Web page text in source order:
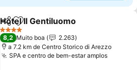
PartilharAdicionar aos favoritos
Hotel Il Gentiluomo
4 Estrelas
8,2 Muito boa
2.263
a 7.2 km de Centro Storico di Arezzo
SPA e centro de bem-estar amplos